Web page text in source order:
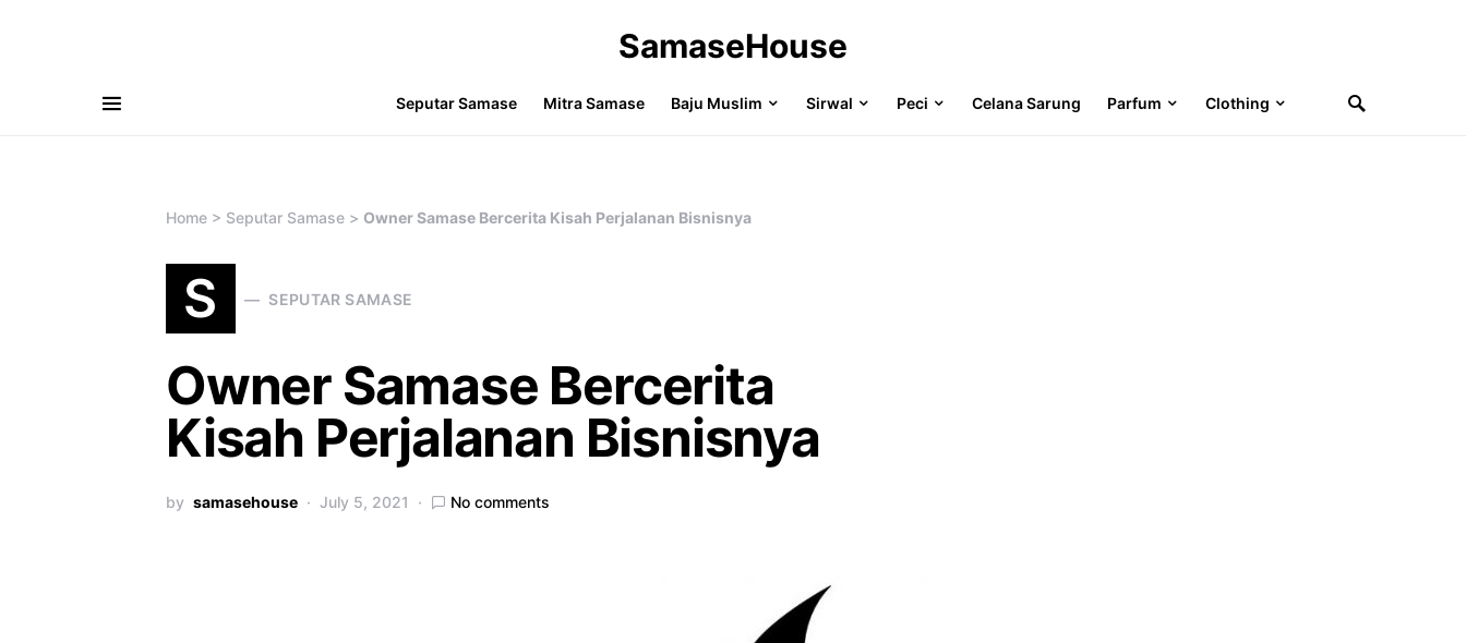
SamaseHouse
Seputar Samase Mitra Samase Baju Muslim Sirwal Peci Celana Sarung Parfum Clothing
Search for:
Home > Seputar Samase > Owner Samase Bercerita Kisah Perjalanan Bisnisnya
S SEPUTAR SAMASE
Owner Samase Bercerita
Kisah Perjalanan Bisnisnya
by samasehouse July 5, 2021 No comments